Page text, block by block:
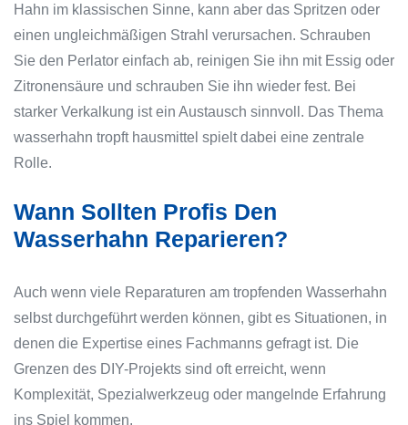
Hahn im klassischen Sinne, kann aber das Spritzen oder
einen ungleichmäßigen Strahl verursachen. Schrauben
Sie den Perlator einfach ab, reinigen Sie ihn mit Essig oder
Zitronensäure und schrauben Sie ihn wieder fest. Bei
starker Verkalkung ist ein Austausch sinnvoll. Das Thema
wasserhahn tropft hausmittel spielt dabei eine zentrale
Rolle.
Wann Sollten Profis Den
Wasserhahn Reparieren?
Auch wenn viele Reparaturen am tropfenden Wasserhahn
selbst durchgeführt werden können, gibt es Situationen, in
denen die Expertise eines Fachmanns gefragt ist. Die
Grenzen des DIY-Projekts sind oft erreicht, wenn
Komplexität, Spezialwerkzeug oder mangelnde Erfahrung
ins Spiel kommen.